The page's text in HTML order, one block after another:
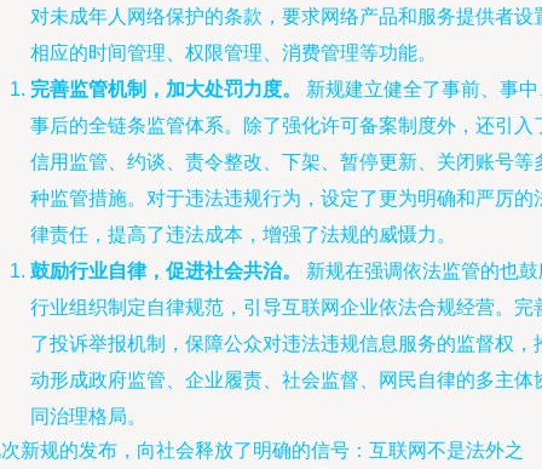
对未成年人网络保护的条款，要求网络产品和服务提供者设
相应的时间管理、权限管理、消费管理等功能。
完善监管机制，加大处罚力度。
新规建立健全了事前、事中
事后的全链条监管体系。除了强化许可备案制度外，还引入
信用监管、约谈、责令整改、下架、暂停更新、关闭账号等
种监管措施。对于违法违规行为，设定了更为明确和严厉的
律责任，提高了违法成本，增强了法规的威慑力。
鼓励行业自律，促进社会共治。
新规在强调依法监管的也鼓
行业组织制定自律规范，引导互联网企业依法合规经营。完
了投诉举报机制，保障公众对违法违规信息服务的监督权，
动形成政府监管、企业履责、社会监督、网民自律的多主体
同治理格局。
新规的发布，向社会释放了明确的信号：互联网不是法外之